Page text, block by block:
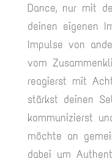
Dance, nur mit
deinen eigenen
Impulse von
vom
reagierst mit
stärkst deinen
kommunizierst
möchte an
dabei um